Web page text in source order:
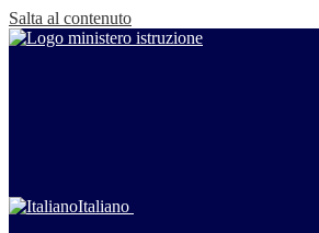
Salta al contenuto
Italiano